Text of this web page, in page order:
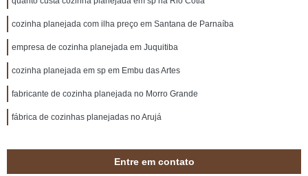
cozinha planejada com ilha preço em Santana de Parnaíba
empresa de cozinha planejada em Juquitiba
cozinha planejada em sp em Embu das Artes
fabricante de cozinha planejada no Morro Grande
fábrica de cozinhas planejadas no Arujá
Entre em contato